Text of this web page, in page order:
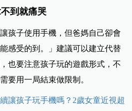
到就痛哭
孩子使用手機，但爸媽自己卻會
感受的到。」建議可以建立代替
也要注意孩子玩的遊戲形式，不
要用一局結束做限制。
讓孩子玩手機嗎？2歲女童近視超